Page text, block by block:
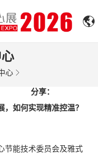
心
分享：
如何实现精准控温？
节能技术委员会及雅式